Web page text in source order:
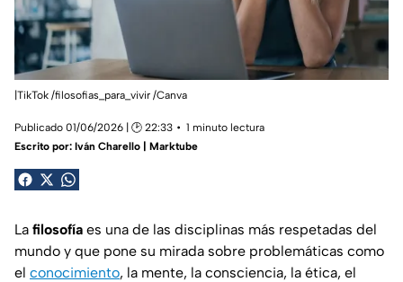
|TikTok /filosofias_para_vivir /Canva
Publicado 01/06/2026 | 🕑 22:33
1 minuto lectura
Escrito por: Iván Charello | Marktube
La filosofía es una de las disciplinas más respetadas del
mundo y que pone su mirada sobre problemáticas como
el conocimiento, la mente, la consciencia, la ética, el